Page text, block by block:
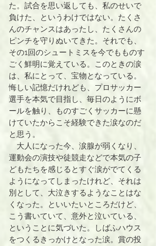
た。試合を思い返しても、私のせいで
負けた、というわけではない。たくさ
んのチャンスはあったし、たくさんの
ピンチを守りぬいてきた。それでも、
その1回のシュートミスを今でもものす
ごく鮮明に覚えている。このときの涙
は、私にとって、宝物となっている。
悔しい記憶だけれども、プロサッカー
選手を本気で目指し、毎日のようにボ
ールを触り、ものすごくサッカーに懸
けていたからこそ経験できた涙なのだ
と思う。
大人になった今、涙腺が弱くなり、
運動会の演技や徒競走などで本気の子
どもたちを感じるとすぐ涙がでてくる
ようになってしまったけれど、それは
別として、大泣きするようなことはな
くなった。といいたいところだけど、
こう書いていて、意外と泣いている、
ということに気づいた。しばふハウス
をつくるきっかけとなった涙。賞の投